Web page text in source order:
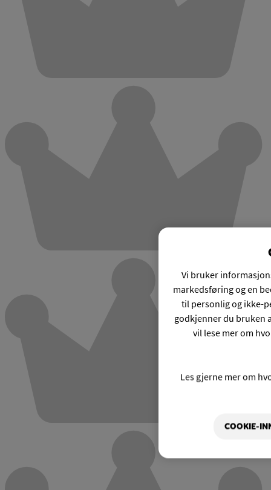
Vi bruker
markedsføring og en
til personlig og ikke-
godkjenner du bruken
vil lese mer om
Les gjerne mer om
COOKIE-